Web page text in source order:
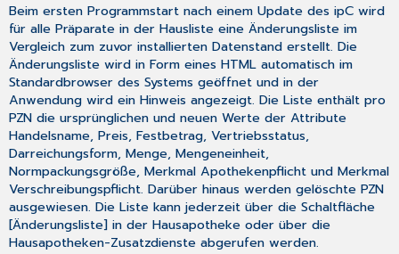
Beim ersten Programmstart nach einem Update des ipC wird
für alle Präparate in der Hausliste eine Änderungsliste im
Vergleich zum zuvor installierten Datenstand erstellt. Die
Änderungsliste wird in Form eines HTML automatisch im
Standardbrowser des Systems geöffnet und in der
Anwendung wird ein Hinweis angezeigt. Die Liste enthält pro
PZN die ursprünglichen und neuen Werte der Attribute
Handelsname, Preis, Festbetrag, Vertriebsstatus,
Darreichungsform, Menge, Mengeneinheit,
Normpackungsgröße, Merkmal Apothekenpflicht und Merkmal
Verschreibungspflicht. Darüber hinaus werden gelöschte PZN
ausgewiesen. Die Liste kann jederzeit über die Schaltfläche
[Änderungsliste] in der Hausapotheke oder über die
Hausapotheken-Zusatzdienste abgerufen werden.